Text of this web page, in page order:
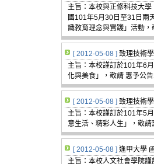
主旨：本校與正修科技大
國101年5月30日至31日兩
識教育理念與實踐」活動，
[ 2012-05-08 ] 致理技術
主旨：本校謹訂於101年6
化與美食」，敬請 惠予公
[ 2012-05-08 ] 致理技術
主旨：本校謹訂於101年5
意生活、精彩人生」，敬
[ 2012-05-08 ] 逢甲大學
主旨：本校人文社會學院